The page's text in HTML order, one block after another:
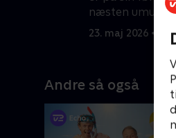
næsten umuligt
23. maj 2026 • 46
Andre så også